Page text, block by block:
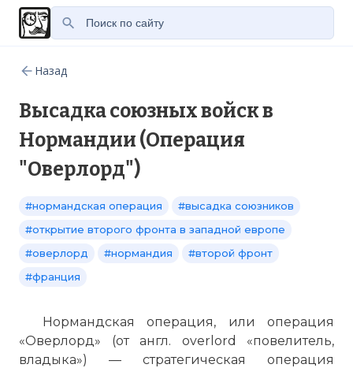
Назад
Высадка союзных войск в
Нормандии (Операция
"Оверлорд")
#нормандская операция
#высадка союзников
#открытие второго фронта в западной европе
#оверлорд
#нормандия
#второй фронт
#франция
Нормандская операция, или операция
«Оверлорд» (от англ. overlord «повелитель,
владыка») — стратегическая операция